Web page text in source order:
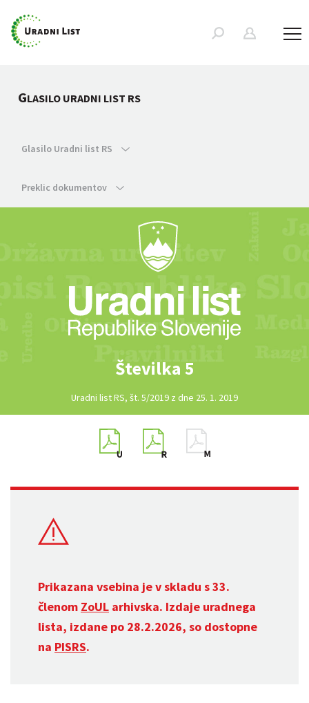
GLASILO URADNI LIST RS
Glasilo Uradni list RS
Preklic dokumentov
Številka 5
Uradni list RS, št. 5/2019 z dne 25. 1. 2019
Prikazana vsebina je v skladu s 33.
členom ZoUL arhivska. Izdaje uradnega
lista, izdane po 28.2.2026, so dostopne
na PISRS.